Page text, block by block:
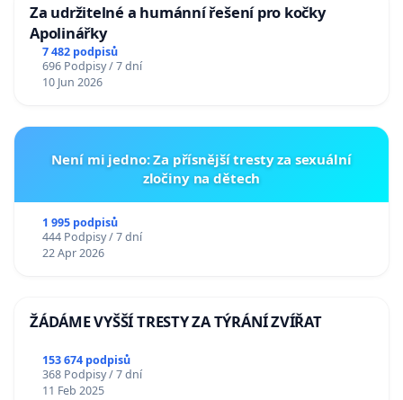
Za udržitelné a humánní řešení pro kočky
Apolinářky
7 482 podpisů
696 Podpisy / 7 dní
10 Jun 2026
Není mi jedno: Za přísnější tresty za sexuální
zločiny na dětech
1 995 podpisů
444 Podpisy / 7 dní
22 Apr 2026
ŽÁDÁME VYŠŠÍ TRESTY ZA TÝRÁNÍ ZVÍŘAT
153 674 podpisů
368 Podpisy / 7 dní
11 Feb 2025